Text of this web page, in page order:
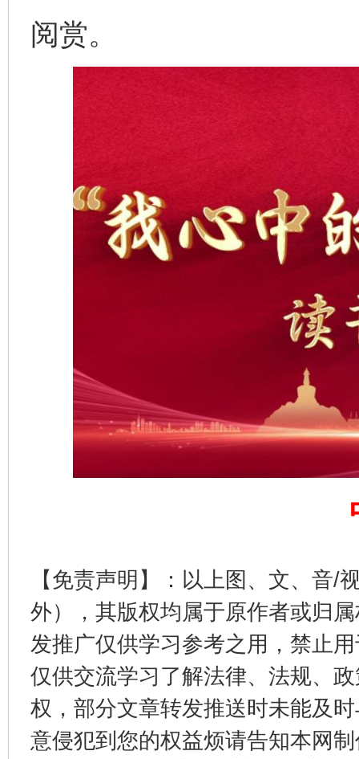
阅赏。
【免责声明】：以上图、文、音/
外），其版权均属于原作者或归
发推广仅供学习参考之用，禁止
仅供交流学习了解法律、法规、
权，部分文章转发推送时未能及
意侵犯到您的权益烦请告知本网
完善运行机制助力责任有效落实 一纸欠
东山县通报“牛蛙产品抗生素超标问题” 法
千年窑火 生生不息 一